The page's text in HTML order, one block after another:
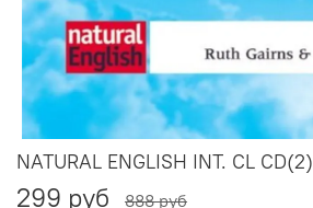
NATURAL ENGLISH INT. CL CD(2)
299 руб 888 руб